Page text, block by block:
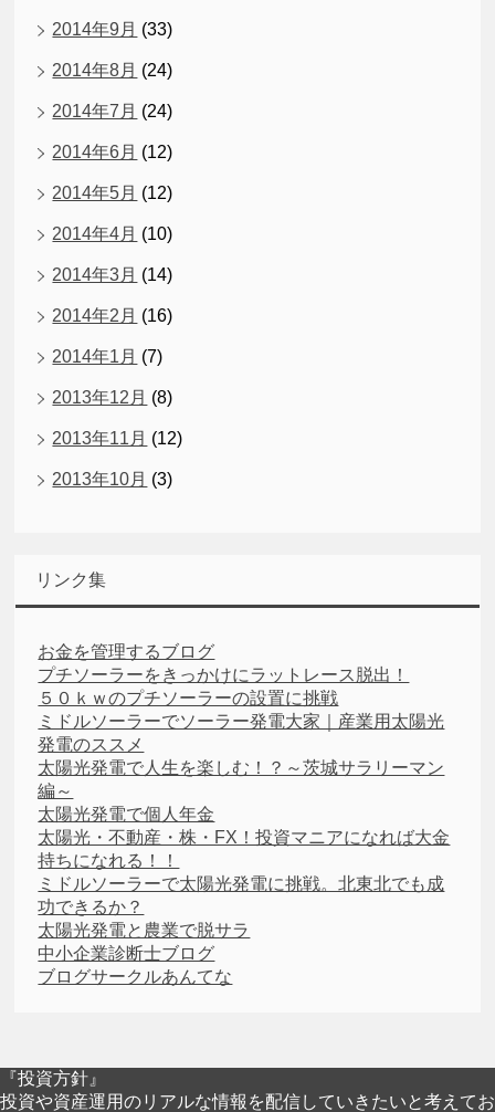
2014年9月 (33)
2014年8月 (24)
2014年7月 (24)
2014年6月 (12)
2014年5月 (12)
2014年4月 (10)
2014年3月 (14)
2014年2月 (16)
2014年1月 (7)
2013年12月 (8)
2013年11月 (12)
2013年10月 (3)
リンク集
お金を管理するブログ
プチソーラーをきっかけにラットレース脱出！
５０ｋｗのプチソーラーの設置に挑戦
ミドルソーラーでソーラー発電大家｜産業用太陽光
発電のススメ
太陽光発電で人生を楽しむ！？～茨城サラリーマン
編～
太陽光発電で個人年金
太陽光・不動産・株・FX！投資マニアになれば大金
持ちになれる！！
ミドルソーラーで太陽光発電に挑戦。北東北でも成
功できるか？
太陽光発電と農業で脱サラ
中小企業診断士ブログ
ブログサークルあんてな
『投資方針』
投資や資産運用のリアルな情報を配信していきたいと考えてお